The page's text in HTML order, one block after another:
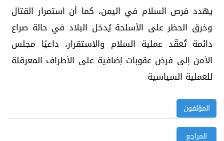
يهدد فرص السلام في اليمن، كما أن استمرار القتال
وخرق الحظر على الأسلحة يُدخل البلاد في حالة صراع
دائمة تُعقّد عملية السلام والاستقرار، داعيًا مجلس
الأمن إلى فرض عقوبات إضافية على الأطراف المعرقلة
للعملية السياسية
المؤلفون
المراجع